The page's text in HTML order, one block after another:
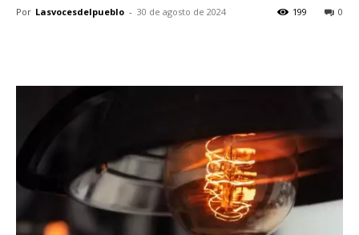
Por Lasvocesdelpueblo - 30 de agosto de 2024 0
199